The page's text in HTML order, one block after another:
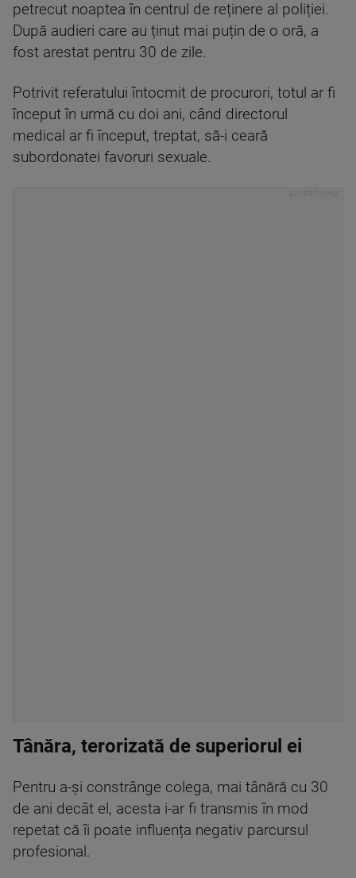
petrecut noaptea în centrul de reținere al poliției.
După audieri care au ținut mai puțin de o oră, a
fost arestat pentru 30 de zile.
Potrivit referatului întocmit de procurori, totul ar fi
început în urmă cu doi ani, când directorul
medical ar fi început, treptat, să-i ceară
subordonatei favoruri sexuale.
Tânăra, terorizată de superiorul ei
Pentru a-și constrânge colega, mai tânără cu 30
de ani decât el, acesta i-ar fi transmis în mod
repetat că îi poate influența negativ parcursul
profesional.